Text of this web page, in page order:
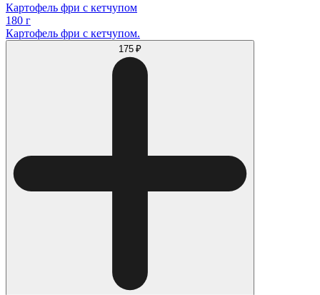
Картофель фри с кетчупом
180 г
Картофель фри с кетчупом.
175 ₽